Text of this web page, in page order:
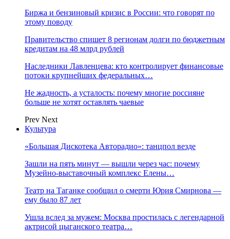
Биржа и бензиновый кризис в России: что говорят по
этому поводу
Правительство спишет 8 регионам долги по бюджетным
кредитам на 48 млрд рублей
Наследники Лавленцева: кто контролирует финансовые
потоки крупнейших федеральных…
Не жадность, а усталость: почему многие россияне
больше не хотят оставлять чаевые
Prev Next
Культура
«Большая Дискотека Авторадио»: танцпол везде
Зашли на пять минут — вышли через час: почему
Музейно-выставочный комплекс Елены…
Театр на Таганке сообщил о смерти Юрия Смирнова —
ему было 87 лет
Ушла вслед за мужем: Москва простилась с легендарной
актрисой цыганского театра…